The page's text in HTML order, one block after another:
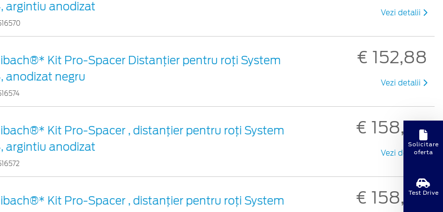
argintiu anodizat
Vezi detalii
Kit Pro-Spacer Distanțier pentru roți System
anodizat negru
€ 152,88
Vezi detalii
Kit Pro-Spacer , distanțier pentru roți System
argintiu anodizat
€ 158,90
Vezi detalii
Kit Pro-Spacer , distanțier pentru roți System
€ 158,90
Solicitare
oferta
Test Drive